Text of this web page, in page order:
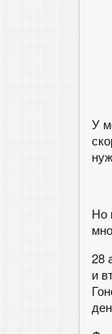
У
Но
28
и